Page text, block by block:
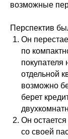
возможные
Перспектив
Он
по
покупателя
отдельной
возможно
берет
Он
со своей